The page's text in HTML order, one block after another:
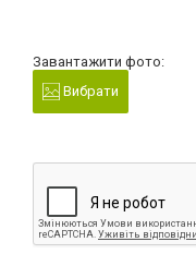
Завантажити фото:
Вибрати